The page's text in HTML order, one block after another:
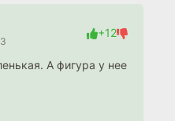
+12
А фигура у нее